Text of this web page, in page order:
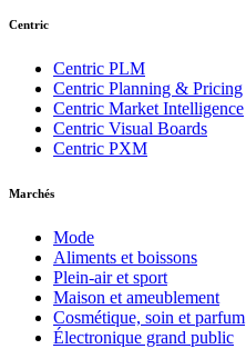
Centric
Centric PLM
Centric Planning & Pricing
Centric Market Intelligence
Centric Visual Boards
Centric PXM
Marchés
Mode
Aliments et boissons
Plein-air et sport
Maison et ameublement
Cosmétique, soin et parfum
Électronique grand public